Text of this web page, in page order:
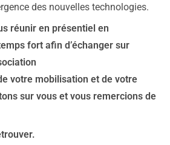
des nouvelles technologies.
réunir en présentiel en
fort afin d’échanger sur
votre mobilisation et de votre
sur vous et vous remercions de